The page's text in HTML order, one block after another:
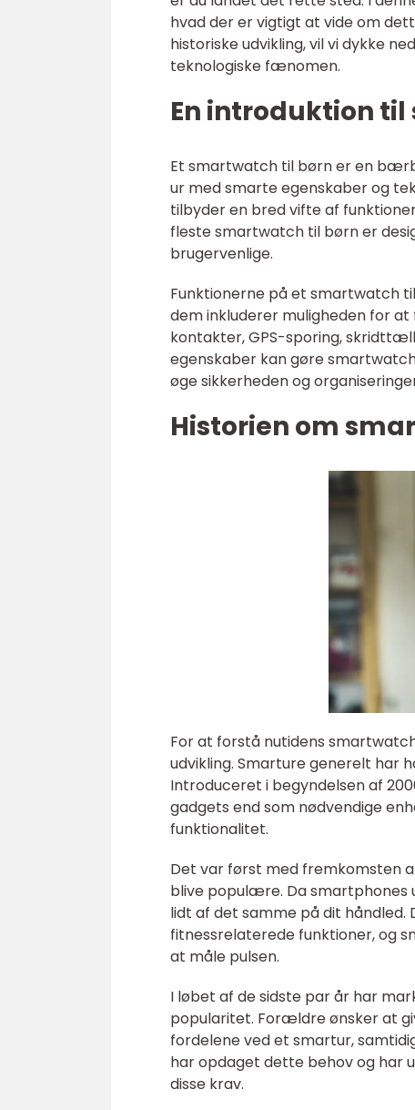
hvad der er vigtigt at vide om
historiske udvikling, vil vi dykke
teknologiske fænomen.
En introduktion
Et smartwatch til børn er en
ur med smarte egenskaber og
tilbyder en bred vifte af
fleste smartwatch til børn er
brugervenlige.
Funktionerne på et smartwatch
dem inkluderer muligheden for
kontakter, GPS-sporing,
egenskaber kan gøre
øge sikkerheden og
Historien om
For at forstå nutidens
udvikling. Smarture generelt har
Introduceret i begyndelsen af
gadgets end som nødvendige
funktionalitet.
Det var først med fremkomsten
blive populære. Da smartphones
lidt af det samme på dit
fitnessrelaterede funktioner, og
at måle pulsen.
I løbet af de sidste par år har
popularitet. Forældre ønsker at
fordelene ved et smartur,
har opdaget dette behov og har
disse krav.